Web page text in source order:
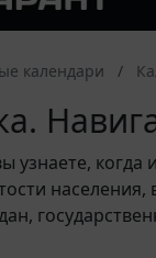
календари
узнаете,
населения,